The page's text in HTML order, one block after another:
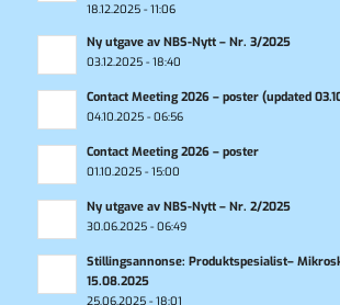
18.12.2025 - 11:06
Ny utgave av NBS-Nytt – Nr. 3/2025
03.12.2025 - 18:40
Contact Meeting 2026 – poster (updated
04.10.2025 - 06:56
Contact Meeting 2026 – poster
01.10.2025 - 15:00
Ny utgave av NBS-Nytt – Nr. 2/2025
30.06.2025 - 06:49
Stillingsannonse: Produktspesialist–
15.08.2025
25.06.2025 - 18:01